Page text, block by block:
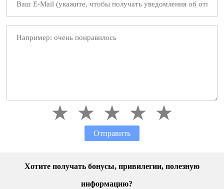
Отправить
Хотите получать бонусы, привилегии, полезную
информацию?